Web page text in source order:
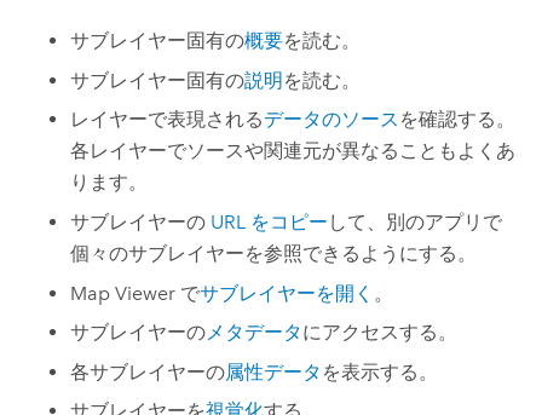
サブレイヤー固有の概要を読む。
サブレイヤー固有の説明を読む。
レイヤーで表現されるデータのソース を確認する。
各レイヤーでソースや関連元が異なることもよくあ
ります。
サブレイヤーの URL をコピー して、別のアプリで
個々のサブレイヤーを参照できるようにする。
Map Viewer でサブレイヤーを開く 。
サブレイヤーのメタデータにアクセスする。
各サブレイヤーの属性データ を表示する。